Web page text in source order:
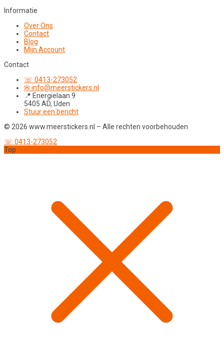
Informatie
Over Ons
Contact
Blog
Mijn Account
Contact
☏ 0413-273052
✉ info@meerstickers.nl
📍 Energielaan 9
5405 AD, Uden
Stuur een bericht
© 2026 www.meerstickers.nl – Alle rechten voorbehouden
☏ 0413-273052
Top